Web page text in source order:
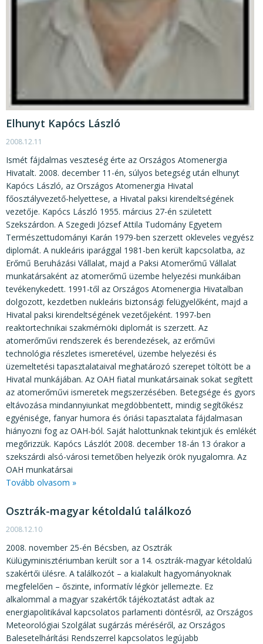
Elhunyt Kapócs László
2008.12.11
Ismét fájdalmas veszteség érte az Országos Atomenergia
Hivatalt. 2008. december 11-én, súlyos betegség után elhunyt
Kapócs László, az Országos Atomenergia Hivatal
főosztályvezető-helyettese, a Hivatal paksi kirendeltségének
vezetője. Kapócs László 1955. március 27-én született
Szekszárdon. A Szegedi József Attila Tudomány Egyetem
Természettudományi Karán 1979-ben szerzett okleveles vegyész
diplomát. A nukleáris iparággal 1981-ben került kapcsolatba, az
Erőmű Beruházási Vállalat, majd a Paksi Atomerőmű Vállalat
munkatársaként az atomerőmű üzembe helyezési munkáiban
tevékenykedett. 1991-től az Országos Atomenergia Hivatalban
dolgozott, kezdetben nukleáris biztonsági felügyelőként, majd a
Hivatal paksi kirendeltségének vezetőjeként. 1997-ben
reaktortechnikai szakmérnöki diplomát is szerzett. Az
atomerőművi rendszerek és berendezések, az erőművi
technológia részletes ismeretével, üzembe helyezési és
üzemeltetési tapasztalataival meghatározó szerepet töltött be a
Hivatal munkájában. Az OAH fiatal munkatársainak sokat segített
az atomerőművi ismeretek megszerzésében. Betegsége és gyors
eltávozása mindannyiunkat megdöbbentett, mindig segítőkész
egyénisége, fanyar humora és óriási tapasztalata fájdalmasan
hiányozni fog az OAH-ból. Saját halottunknak tekintjük és emlékét
megőrizzük. Kapócs Lászlót 2008. december 18-án 13 órakor a
szekszárdi alsó-városi temetőben helyezik örök nyugalomra. Az
OAH munkatársai
Tovább olvasom »
Osztrák-magyar kétoldalú találkozó
2008.12.10
2008. november 25-én Bécsben, az Osztrák
Külügyminisztériumban került sor a 14. osztrák-magyar kétoldalú
szakértői ülésre. A találkozót – a kialakult hagyományoknak
megfelelően – őszinte, informatív légkör jellemezte. Ez
alkalommal a magyar szakértők tájékoztatást adtak az
energiapolitikával kapcsolatos parlamenti döntésről, az Országos
Meteorológiai Szolgálat sugárzás méréséről, az Országos
Balesetelhárítási Rendszerrel kapcsolatos legújabb